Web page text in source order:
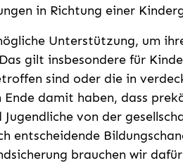
in Richtung einer
Unterstützung, um
gilt insbesondere für
sind oder die in
Ende damit haben, dass
von der
entscheidende
brauchen wir